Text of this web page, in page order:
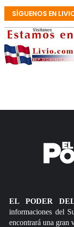
SÍGUENOS EN
EL PODER
informaciones del
encontrará una gran